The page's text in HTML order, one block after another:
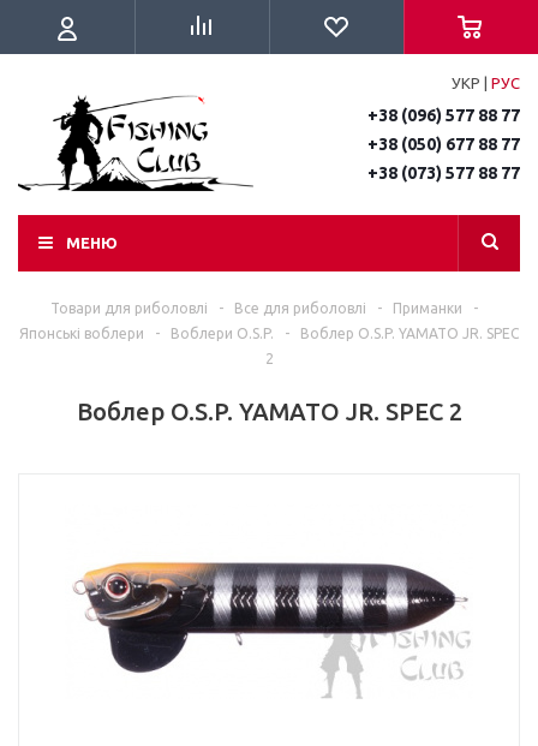
УКР РУС
+38 (096) 577 88 77
+38 (050) 677 88 77
+38 (073) 577 88 77
МЕНЮ
Товари для риболовлі - Все для риболовлі - Приманки
-
Японські воблери
- Воблери O.S.P. -
Воблер O.S.P. YAMATO JR. SPEC
2
Воблер O.S.P. YAMATO JR. SPEC 2